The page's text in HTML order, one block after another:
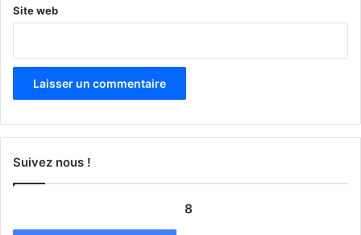
Site web
Suivez nous !
8